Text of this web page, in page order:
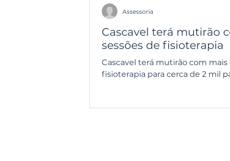
Cascavel terá mutirão
sessões de fisioterapia
Cascavel terá mutirão com mais
fisioterapia para cerca de 2 mil
Assessoria